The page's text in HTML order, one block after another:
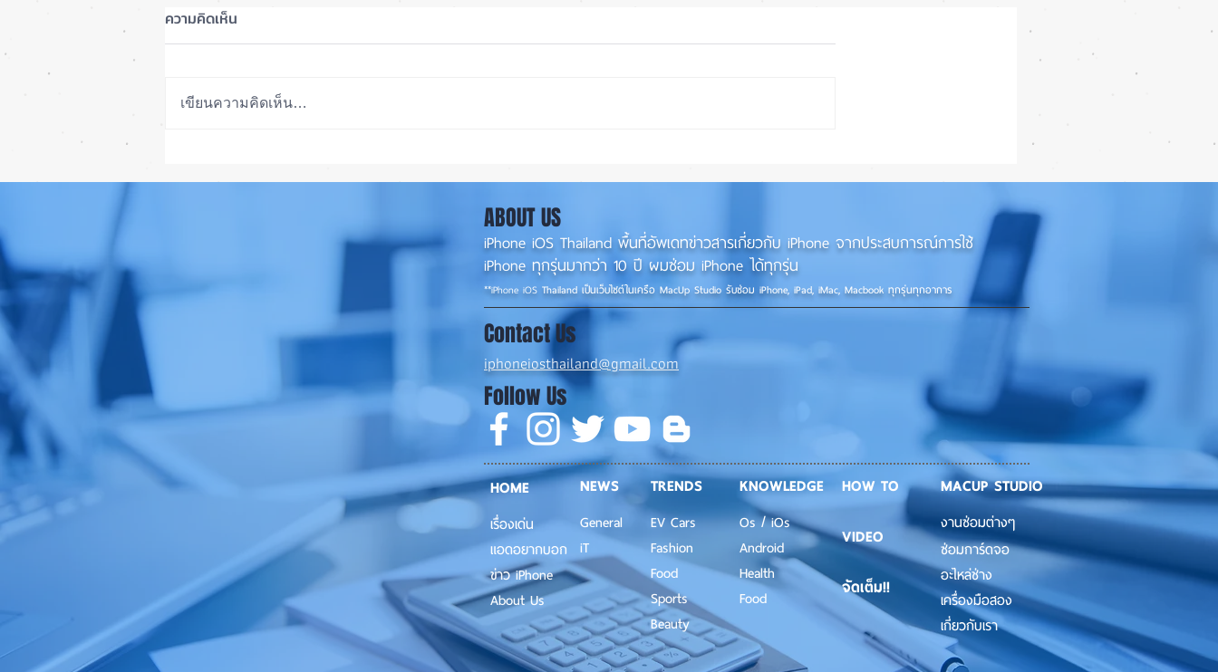
📱
พร้อมแก้บั๊กชุดใหญ่ เตรียมความ
พร้อมก่อนปล่อยเวอร์ชันเต็ม! 📱
น้อย แต่ราคาจ่อพุ่ง หันกลับมา
เล็ง iPhone 17 Pro รุ่นเก่า 📱🤳
ความคิดเห็น
เขียนความคิดเห็น…
ABOUT US
iPhone iOS Thailand พื้นที่อัพเดทข่าวสารเกี่ยวกับ iPhone จากประสบการณ์การใช้
iPhone ทุกรุ่นมากว่า 10 ปี ผมซ่อม iPhone ได้ทุกรุ่น
**iPhone iOS Thailand เป็นเว็บไซต์ในเครือ MacUp Studio รับซ่อม iPhone, iPad, iMac, Macbook ทุกรุ่นทุกอาการ
Contact Us
iphoneiosthailand@gmail.com
Follow Us
HOME
เรื่องเด่น
แอดอยากบอก
ข่าว iPhone
About Us
NEWS
General
iT
TRENDS
EV Cars
Fashion
Food
Sports
Beauty
KNOWLEDGE
Os / iOs
Android
Health
Food
จัดเต็ม!!
HOW TO
VIDEO
MACUP STUDIO
งานซ่อมต่างๆ
ซ่อมการ์ดจอ
อะไหล่ช่าง
เครื่องมือสอง
เกี่ยวกับเรา